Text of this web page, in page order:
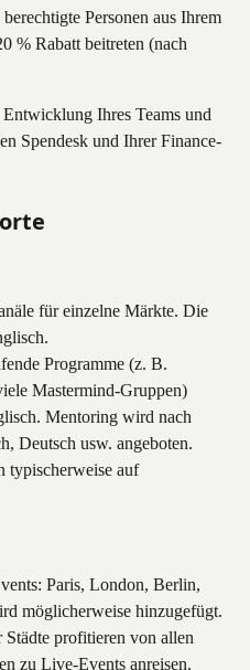
Personen aus Ihrem
% Rabatt beitreten (nach
Ihres Teams und
Spendesk und Ihrer Finance-
für einzelne Märkte. Die
Programme (z. B.
Mastermind-Gruppen)
Mentoring wird nach
Deutsch usw. angeboten.
typischerweise auf
Paris, London, Berlin,
möglicherweise hinzugefügt.
profitieren von allen
zu Live-Events anreisen.